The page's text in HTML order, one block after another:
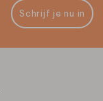
Schrijf je nu in